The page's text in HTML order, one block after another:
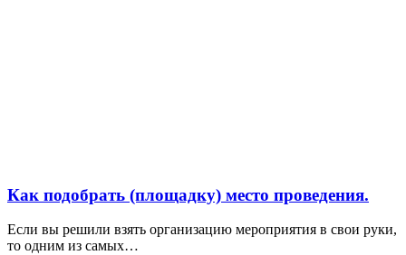
Как подобрать (площадку) место проведения.
Если вы решили взять организацию мероприятия в свои руки,
то одним из самых…